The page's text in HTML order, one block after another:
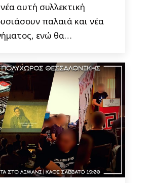
αυτή συλλεκτική
παλαιά και νέα
ενώ θα…